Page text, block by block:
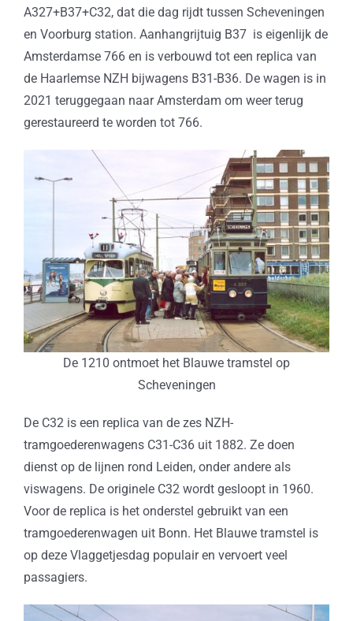
A327+B37+C32, dat die dag rijdt tussen Scheveningen
en Voorburg station. Aanhangrijtuig B37 is eigenlijk de
Amsterdamse 766 en is verbouwd tot een replica van
de Haarlemse NZH bijwagens B31-B36. De wagen is in
2021 teruggegaan naar Amsterdam om weer terug
gerestaureerd te worden tot 766.
De 1210 ontmoet het Blauwe tramstel op
Scheveningen
De C32 is een replica van de zes NZH-
tramgoederenwagens C31-C36 uit 1882. Ze doen
dienst op de lijnen rond Leiden, onder andere als
viswagens. De originele C32 wordt gesloopt in 1960.
Voor de replica is het onderstel gebruikt van een
tramgoederenwagen uit Bonn. Het Blauwe tramstel is
op deze Vlaggetjesdag populair en vervoert veel
passagiers.